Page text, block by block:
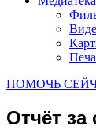
ПОМОЧЬ
Отчёт за